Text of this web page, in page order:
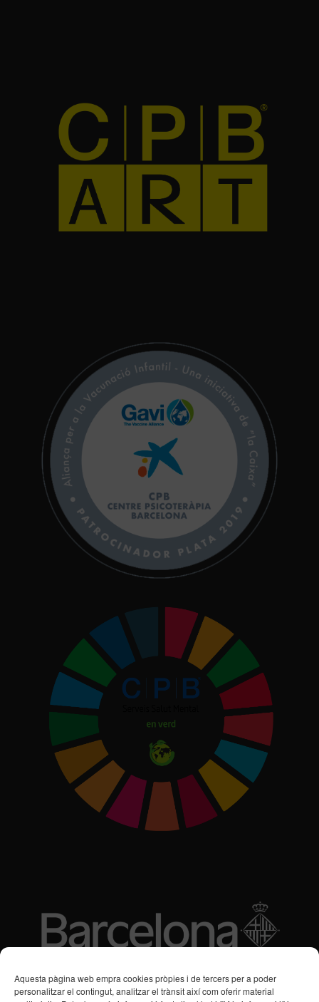
Aquesta pàgina web empra cookies pròpies i de tercers per a poder
personalitzar el contingut, analitzar el trànsit així com oferir material
Subvencions des de 2016